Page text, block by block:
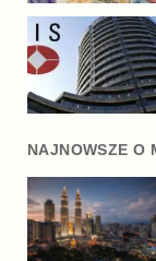
NAJNOWSZE O